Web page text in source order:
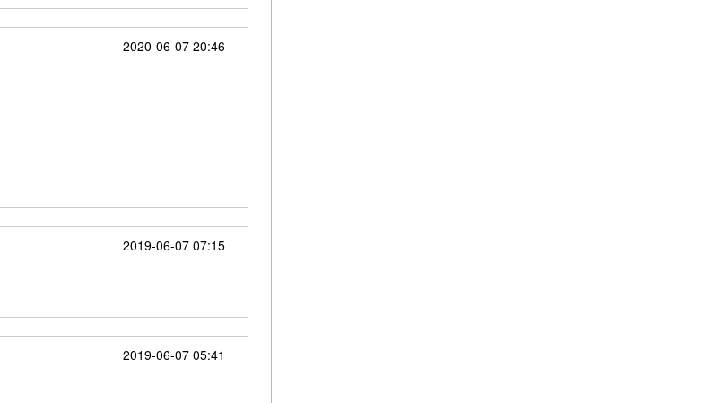
2020-06-07 20:46
2019-06-07 07:15
2019-06-07 05:41